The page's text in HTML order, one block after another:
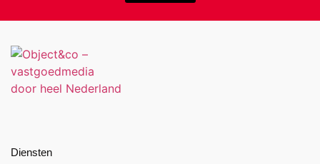
Diensten